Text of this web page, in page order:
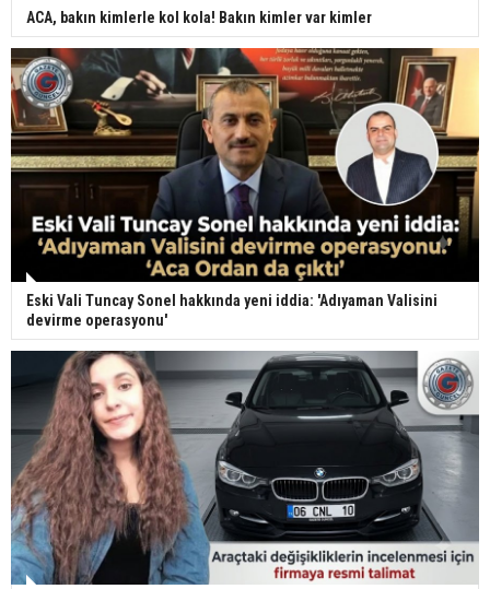
ACA, bakın kimlerle kol kola! Bakın kimler var kimler
Eski Vali Tuncay Sonel hakkında yeni iddia: 'Adıyaman Valisini
devirme operasyonu'